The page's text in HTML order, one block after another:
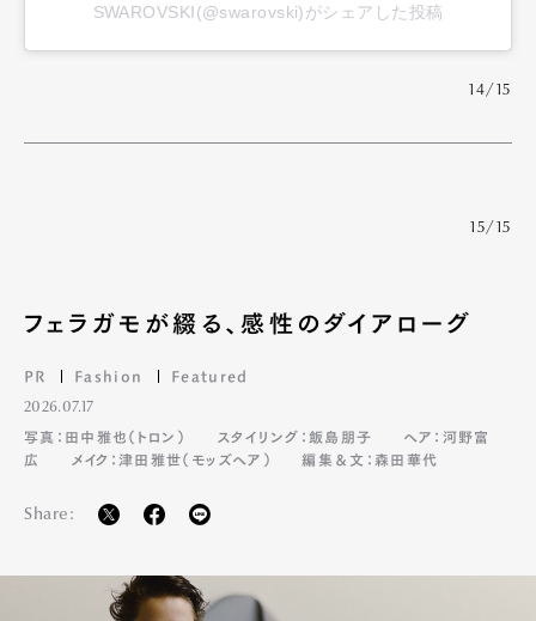
SWAROVSKI(@swarovski)がシェアした投稿
14/15
15/15
フェラガモが綴る、感性のダイアローグ
PR Fashion Featured
2026.07.17
写真：田中雅也（トロン）
スタイリング：飯島朋子
ヘア：河野富
広
メイク：津田雅世（モッズヘア） 編集＆文：森田華代
Share: